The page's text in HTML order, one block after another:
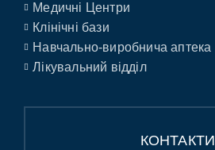
Медичні Центри
Клінічні бази
Навчально-виробнича аптека
Лікувальний відділ
КОНТАКТИ